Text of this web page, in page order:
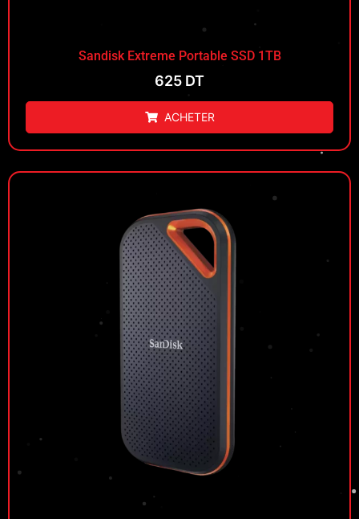
Sandisk Extreme Portable SSD 1TB
625 DT
ACHETER